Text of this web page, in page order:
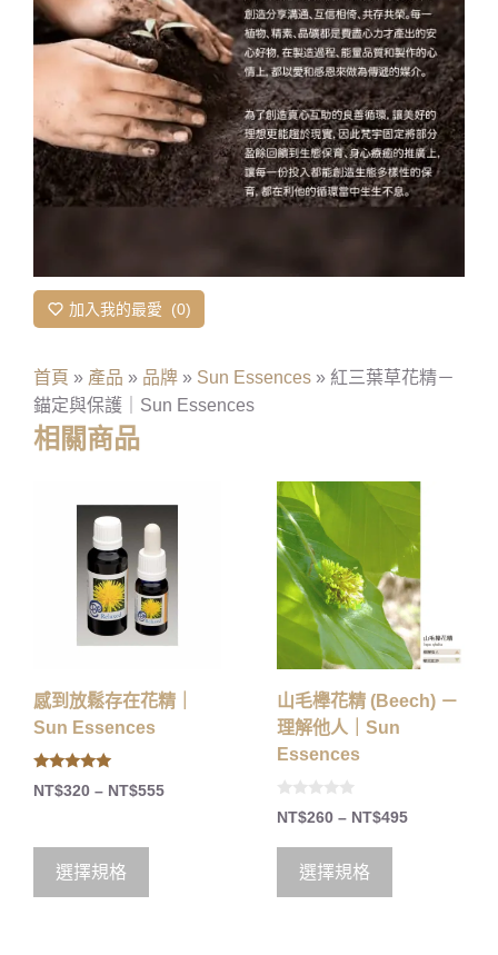
加入我的最愛 0
首頁 » 產品 » 品牌 » Sun Essences » 紅三葉草花精－
錨定與保護｜Sun Essences
相關商品
感到放鬆存在花精｜
Sun Essences
5.00
out of 5
NT$320 – NT$555
選擇規格
山毛櫸花精 (Beech) －
理解他人｜Sun
Essences
0
o
5
NT$260 – NT$495
選擇規格